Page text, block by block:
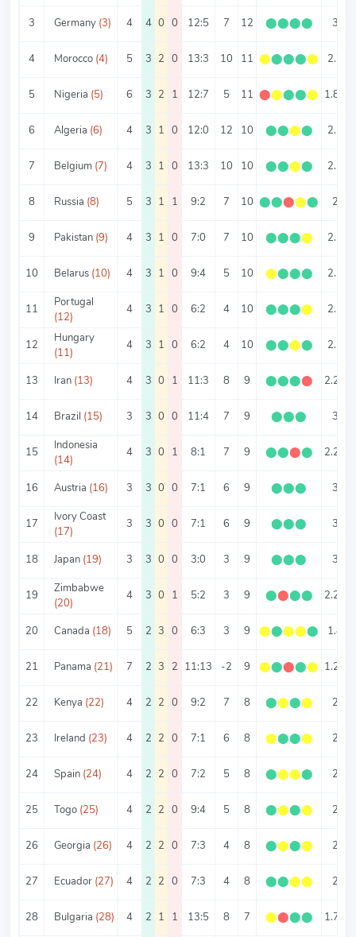
3 Germany (3) 4 4 0 0 12:5 7 12 ⬤⬤⬤⬤ 3
4 Morocco (4) 5 3 2 0 13:3 10 11 ⬤⬤⬤⬤⬤ 2.2
5 Nigeria (5) 6 3 2 1 12:7 5 11 ⬤⬤⬤⬤⬤ 1.83
6 Algeria (6) 4 3 1 0 12:0 12 10 ⬤⬤⬤⬤ 2.5
7 Belgium (7) 4 3 1 0 13:3 10 10 ⬤⬤⬤⬤ 2.5
8 Russia (8) 5 3 1 1 9:2 7 10 ⬤⬤⬤⬤⬤ 2
9 Pakistan (9) 4 3 1 0 7:0 7 10 ⬤⬤⬤⬤ 2.5
10 Belarus (10) 4 3 1 0 9:4 5 10 ⬤⬤⬤⬤ 2.5
11
Portugal
(12)
4 3 1 0 6:2 4 10 ⬤⬤⬤⬤ 2.5
12
Hungary
(11)
4 3 1 0 6:2 4 10 ⬤⬤⬤⬤ 2.5
13 Iran (13) 4 3 0 1 11:3 8 9 ⬤⬤⬤⬤ 2.25
14 Brazil (15) 3 3 0 0 11:4 7 9 ⬤⬤⬤ 3
15
Indonesia
(14)
4 3 0 1 8:1 7 9 ⬤⬤⬤⬤ 2.25
16 Austria (16) 3 3 0 0 7:1 6 9 ⬤⬤⬤ 3
17
Ivory Coast
(17)
3 3 0 0 7:1 6 9 ⬤⬤⬤ 3
18 Japan (19) 3 3 0 0 3:0 3 9 ⬤⬤⬤ 3
19
Zimbabwe
(20)
4 3 0 1 5:2 3 9 ⬤⬤⬤⬤ 2.25
20 Canada (18) 5 2 3 0 6:3 3 9 ⬤⬤⬤⬤⬤ 1.8
21 Panama (21) 7 2 3 2 11:13 -2 9 ⬤⬤⬤⬤⬤ 1.29
22 Kenya (22) 4 2 2 0 9:2 7 8 ⬤⬤⬤⬤ 2
23 Ireland (23) 4 2 2 0 7:1 6 8 ⬤⬤⬤⬤ 2
24 Spain (24) 4 2 2 0 7:2 5 8 ⬤⬤⬤⬤ 2
25 Togo (25) 4 2 2 0 9:4 5 8 ⬤⬤⬤⬤ 2
26 Georgia (26) 4 2 2 0 7:3 4 8 ⬤⬤⬤⬤ 2
27 Ecuador (27) 4 2 2 0 7:3 4 8 ⬤⬤⬤⬤ 2
28 Bulgaria (28) 4 2 1 1 13:5 8 7 ⬤⬤⬤⬤ 1.75